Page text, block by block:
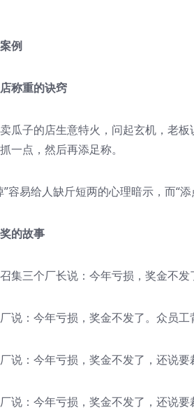
例
称重的诀窍
瓜子的店生意特火，问起玄机，老
一点，然后再添足称。
”容易给人缺斤短两的心理暗示，而“
的故事
集三个厂长说：今年亏损，奖金不发
说：今年亏损，奖金不发了。众员
说：今年亏损，奖金不发了，还说
说：今年亏损，奖金不发了，还说